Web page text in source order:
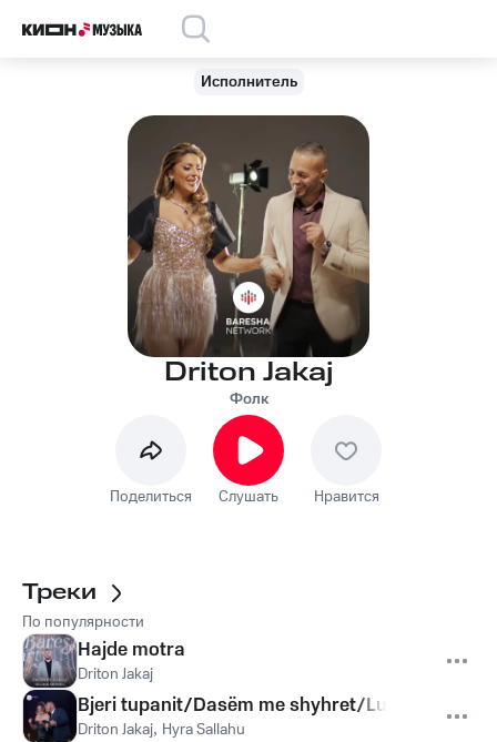
Исполнитель
Driton Jakaj
Фолк
Поделиться Слушать Нравится
Треки
По популярности
Hajde motra
Driton Jakaj
Bjeri tupanit/Dasëm me shyhret/Lujna knojna
Driton Jakaj, Hyra Sallahu